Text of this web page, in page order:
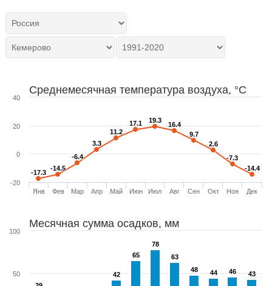
Среднемесячная температура воздуха, °C
-17.3
-17.3
-14.5
-14.5
-6.4
-6.4
3.3
3.3
11.2
11.2
17.1
17.1 19.3
19.3
16.4
16.4
9.7
9.7
2.6
2.6
-7.3
-7.3
-14.4
-14.4
Янв Фев Мар Апр Май Июн Июл Авг Сен Окт Ноя Дек
-20
0
20
40
Месячная сумма осадков, мм
42
42
65
65
78
78
63
63
48
48 44
44 46
46 43
43
50
100